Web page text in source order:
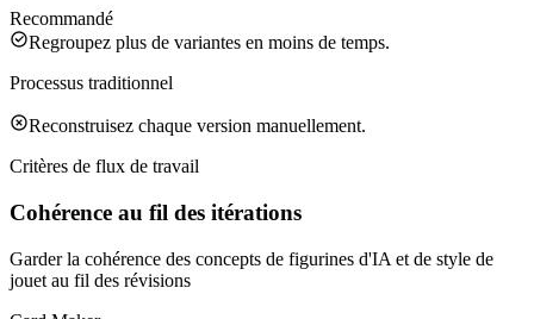
Recommandé
Regroupez plus de variantes en moins de temps.
Processus traditionnel
Reconstruisez chaque version manuellement.
Critères de flux de travail
Cohérence au fil des itérations
Garder la cohérence des concepts de figurines d'IA et de style de
jouet au fil des révisions